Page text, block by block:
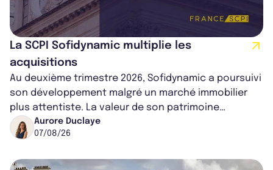
La SCPI Sofidynamic multiplie les
acquisitions
Au deuxième trimestre 2026, Sofidynamic a poursuivi
son développement malgré un marché immobilier
plus attentiste. La valeur de son patrimoine
progresse de 3,8% à périmètre constan...
Aurore Duclaye
07/08/26